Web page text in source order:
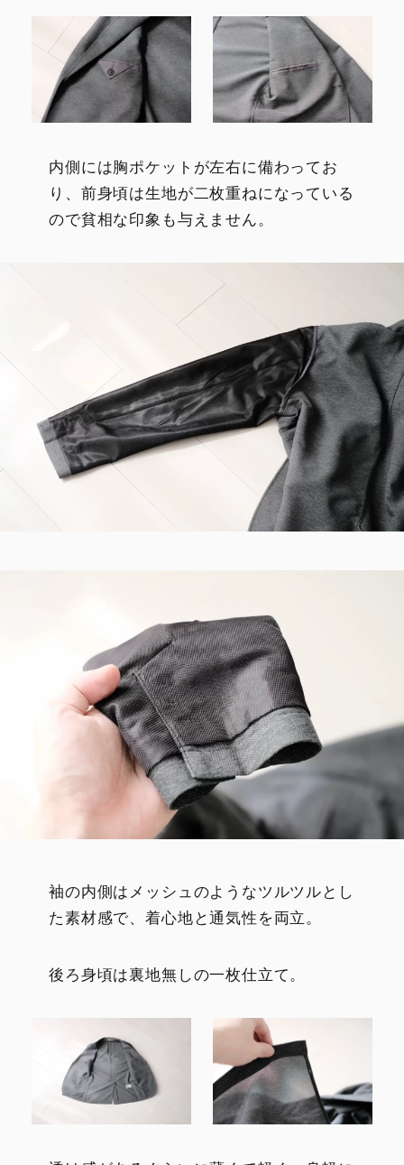
内側には胸ポケットが左右に備わってお
り、前身頃は生地が二枚重ねになっている
ので貧相な印象も与えません。
袖の内側はメッシュのようなツルツルとし
た素材感で、着心地と通気性を両立。
後ろ身頃は裏地無しの一枚仕立て。